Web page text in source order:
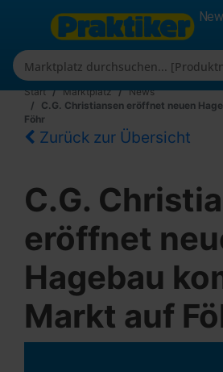
Start Marktplatz
News
C.G. Christiansen eröffnet neuen
Föhr
Zurück zur Übersicht
C.G.
eröffnet
Hagebau
Markt auf